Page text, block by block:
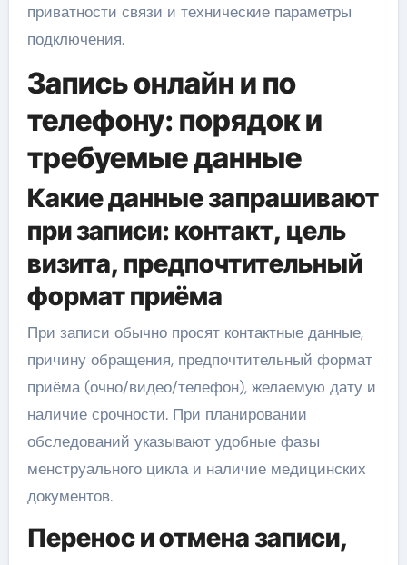
приватности связи и технические параметры
подключения.
Запись онлайн и по
телефону: порядок и
требуемые данные
Какие данные запрашивают
при записи: контакт, цель
визита, предпочтительный
формат приёма
При записи обычно просят контактные данные,
причину обращения, предпочтительный формат
приёма (очно/видео/телефон), желаемую дату и
наличие срочности. При планировании
обследований указывают удобные фазы
менструального цикла и наличие медицинских
документов.
Перенос и отмена записи,